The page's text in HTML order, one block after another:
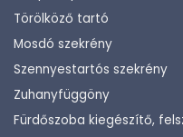
Törölköző tartó
Mosdó szekrény
Szennyestartós szekrény
Zuhanyfüggöny
Fürdőszoba kiegészítő,